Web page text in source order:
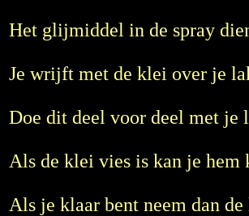
Het glijmiddel in de spray
Je wrijft met de klei over je
Doe dit deel voor deel met je
Als de klei vies is kan je hem
Als je klaar bent neem dan